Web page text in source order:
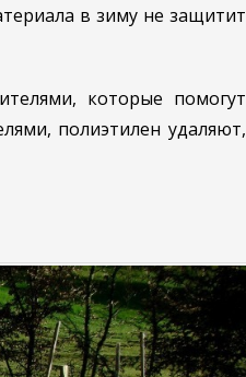
в зиму не защитит
которые помогут
полиэтилен удаляют,